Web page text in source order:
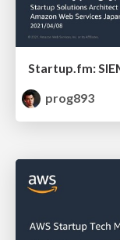
prog893